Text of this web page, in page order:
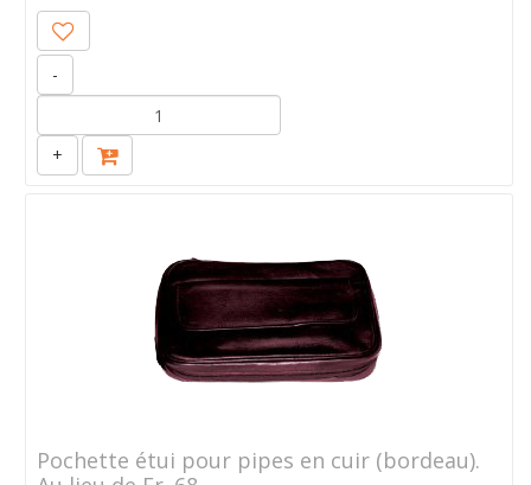
-
+
Pochette étui pour pipes en cuir (bordeau).